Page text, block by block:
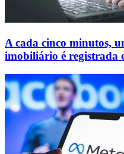
A cada cinco minutos,
imobiliário é registrada